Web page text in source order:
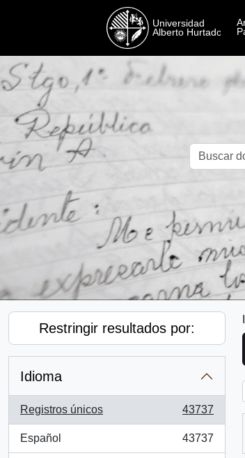
Restringir resultados por:
Idioma
Registros únicos
, 43737 resultados
43737
Español
, 43737 resultados
43737